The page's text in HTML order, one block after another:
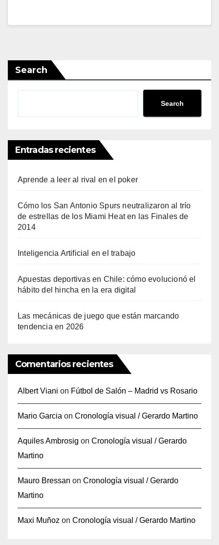
Search
Search
Entradas recientes
Aprende a leer al rival en el poker
Cómo los San Antonio Spurs neutralizaron al trío
de estrellas de los Miami Heat en las Finales de
2014
Inteligencia Artificial en el trabajo
Apuestas deportivas en Chile: cómo evolucionó el
hábito del hincha en la era digital
Las mecánicas de juego que están marcando
tendencia en 2026
Comentarios recientes
Albert Viani on Fútbol de Salón – Madrid vs Rosario
Mario Garcia on Cronología visual / Gerardo Martino
Aquiles Ambrosig on Cronología visual / Gerardo
Martino
Mauro Bressan on Cronología visual / Gerardo
Martino
Maxi Muñoz on Cronología visual / Gerardo Martino